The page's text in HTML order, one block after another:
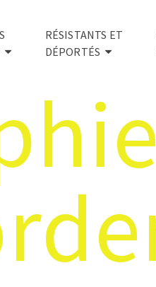
RÉSISTANTS ET
DÉPORTÉS